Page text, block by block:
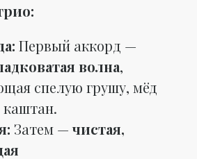
Первый аккорд —
волна,
спелую грушу, мёд
Затем — чистая,